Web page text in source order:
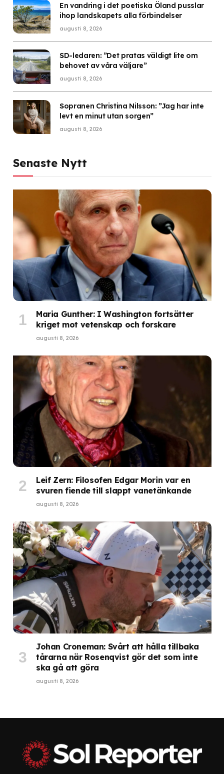
En vandring i det poetiska Öland pusslar
ihop landskapets alla förbindelser
augusti 8, 2026
SD-ledaren: ”Det pratas väldigt lite om
behovet av våra väljare”
augusti 8, 2026
Sopranen Christina Nilsson: ”Jag har inte
levt en minut utan sorgen”
augusti 8, 2026
Senaste Nytt
Maria Gunther: I Washington fortsätter
kriget mot vetenskap och forskare
augusti 8, 2026
Leif Zern: Filosofen Edgar Morin var en
svuren fiende till slappt vanetänkande
augusti 8, 2026
Johan Croneman: Svårt att hålla tillbaka
tårarna när Rosenqvist gör det som inte
ska gå att göra
augusti 8, 2026